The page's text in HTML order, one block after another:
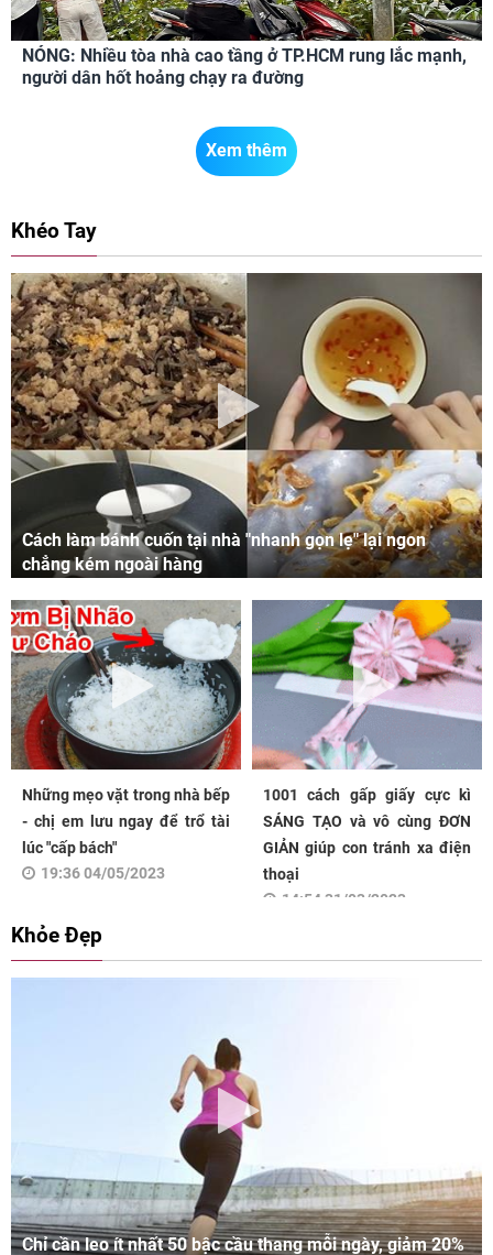
NÓNG: Nhiều tòa nhà cao tầng ở TP.HCM rung lắc mạnh,
người dân hốt hoảng chạy ra đường
Xem thêm
Khéo Tay
Cách làm bánh cuốn tại nhà "nhanh gọn lẹ" lại ngon
chẳng kém ngoài hàng
Những mẹo vặt trong nhà bếp
- chị em lưu ngay để trổ tài
lúc "cấp bách"
19:36 04/05/2023
1001 cách gấp giấy cực kì
SÁNG TẠO và vô cùng ĐƠN
GIẢN giúp con tránh xa điện
thoại
14:54 31/03/2023
Khỏe Đẹp
Chỉ cần leo ít nhất 50 bậc cầu thang mỗi ngày, giảm 20%